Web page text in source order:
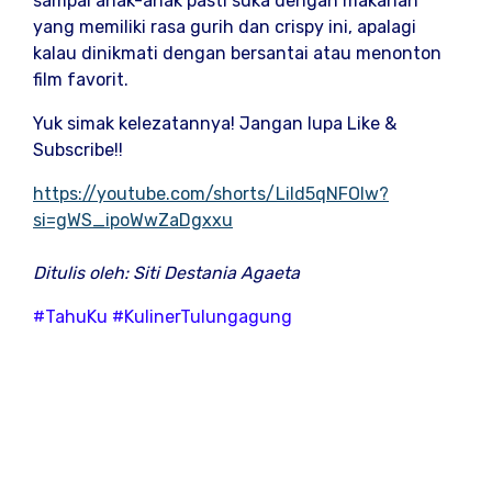
yang memiliki rasa gurih dan crispy ini, apalagi
kalau dinikmati dengan bersantai atau menonton
film favorit.
Yuk simak kelezatannya! Jangan lupa Like &
Subscribe!!
https://youtube.com/shorts/LiId5qNFOlw?
si=gWS_ipoWwZaDgxxu
Ditulis oleh: Siti Destania Agaeta
#TahuKu #KulinerTulungagung